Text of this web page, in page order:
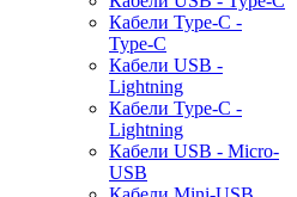
Кабели Type-C -
Type-C
Кабели USB -
Lightning
Кабели Type-C -
Lightning
Кабели USB - Micro-
USB